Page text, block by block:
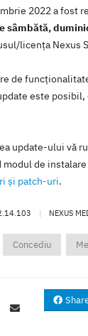
2022 a fost
sâmbătă,
licenţa Nexus
de
este
update-ului vă
de
şi patch-uri.
| NEXUS
Concediu